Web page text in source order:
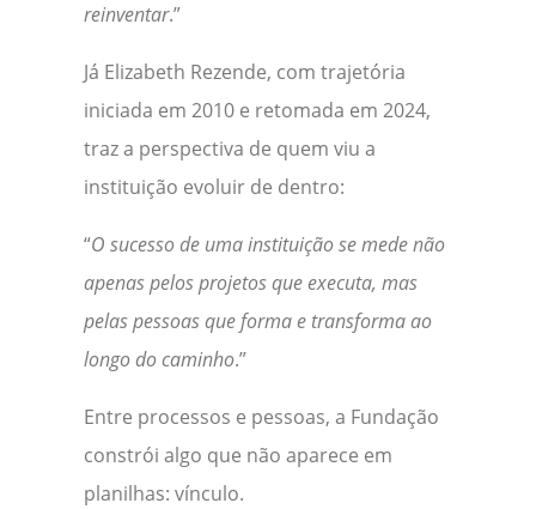
reinventar.”
Já Elizabeth Rezende, com trajetória
iniciada em 2010 e retomada em 2024,
traz a perspectiva de quem viu a
instituição evoluir de dentro:
“O sucesso de uma instituição se mede não
apenas pelos projetos que executa, mas
pelas pessoas que forma e transforma ao
longo do caminho.”
Entre processos e pessoas, a Fundação
constrói algo que não aparece em
planilhas: vínculo.